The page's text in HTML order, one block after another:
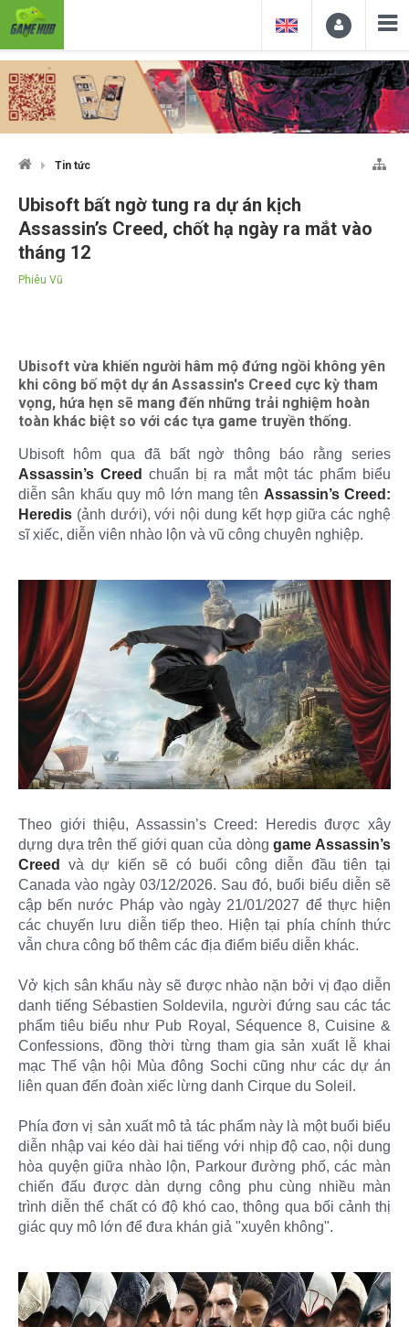
Tin tức
Ubisoft bất ngờ tung ra dự án kịch
Assassin’s Creed, chốt hạ ngày ra mắt vào
tháng 12
Phiêu Vũ
Ubisoft vừa khiến người hâm mộ đứng ngồi không yên
khi công bố một dự án Assassin's Creed cực kỳ tham
vọng, hứa hẹn sẽ mang đến những trải nghiệm hoàn
toàn khác biệt so với các tựa game truyền thống.
Ubisoft hôm qua đã bất ngờ thông báo rằng series
Assassin’s Creed chuẩn bị ra mắt một tác phẩm biểu
diễn sân khấu quy mô lớn mang tên Assassin’s Creed:
Heredis (ảnh dưới), với nội dung kết hợp giữa các nghệ
sĩ xiếc, diễn viên nhào lộn và vũ công chuyên nghiệp.
Theo giới thiệu, Assassin’s Creed: Heredis được xây
dựng dựa trên thế giới quan của dònggame Assassin’s
Creed
và dự kiến sẽ có buổi công diễn đầu tiên tại
Canada vào ngày 03/12/2026. Sau đó, buổi biểu diễn sẽ
cập bến nước Pháp vào ngày 21/01/2027 để thực hiện
các chuyến lưu diễn tiếp theo. Hiện tại phía chính thức
vẫn chưa công bố thêm các địa điểm biểu diễn khác.
Vở kịch sân khấu này sẽ được nhào nặn bởi vị đạo diễn
danh tiếng Sébastien Soldevila, người đứng sau các tác
phẩm tiêu biểu như Pub Royal, Séquence 8, Cuisine &
Confessions, đồng thời từng tham gia sản xuất lễ khai
mạc Thế vận hội Mùa đông Sochi cũng như các dự án
liên quan đến đoàn xiếc lừng danh Cirque du Soleil.
Phía đơn vị sản xuất mô tả tác phẩm này là một buổi biểu
diễn nhập vai kéo dài hai tiếng với nhịp độ cao, nội dung
hòa quyện giữa nhào lộn, Parkour đường phố, các màn
chiến đấu được dàn dựng công phu cùng nhiều màn
trình diễn thể chất có độ khó cao, thông qua bối cảnh thị
giác quy mô lớn để đưa khán giả "xuyên không".